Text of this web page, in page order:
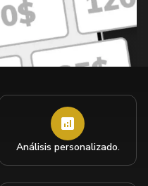
Análisis personalizado.